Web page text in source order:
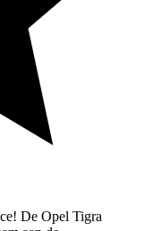
De Opel Tigra